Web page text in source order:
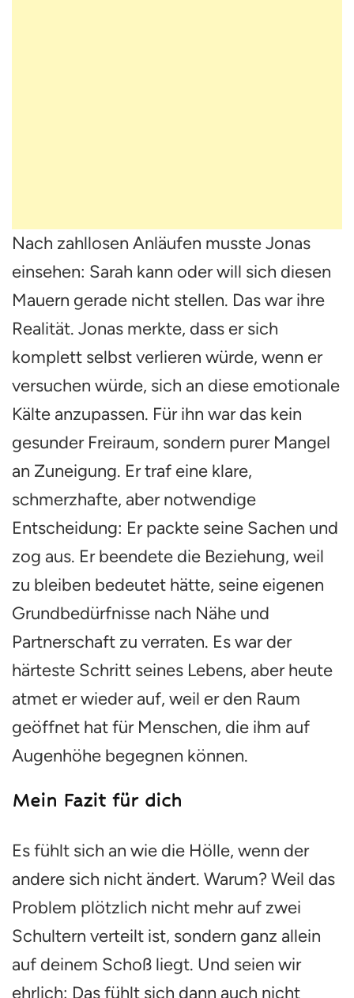
Nach zahllosen Anläufen musste Jonas
einsehen: Sarah kann oder will sich diesen
Mauern gerade nicht stellen. Das war ihre
Realität. Jonas merkte, dass er sich
komplett selbst verlieren würde, wenn er
versuchen würde, sich an diese emotionale
Kälte anzupassen. Für ihn war das kein
gesunder Freiraum, sondern purer Mangel
an Zuneigung. Er traf eine klare,
schmerzhafte, aber notwendige
Entscheidung: Er packte seine Sachen und
zog aus. Er beendete die Beziehung, weil
zu bleiben bedeutet hätte, seine eigenen
Grundbedürfnisse nach Nähe und
Partnerschaft zu verraten. Es war der
härteste Schritt seines Lebens, aber heute
atmet er wieder auf, weil er den Raum
geöffnet hat für Menschen, die ihm auf
Augenhöhe begegnen können.
Mein Fazit für dich
Es fühlt sich an wie die Hölle, wenn der
andere sich nicht ändert. Warum? Weil das
Problem plötzlich nicht mehr auf zwei
Schultern verteilt ist, sondern ganz allein
auf deinem Schoß liegt. Und seien wir
ehrlich: Das fühlt sich dann auch nicht